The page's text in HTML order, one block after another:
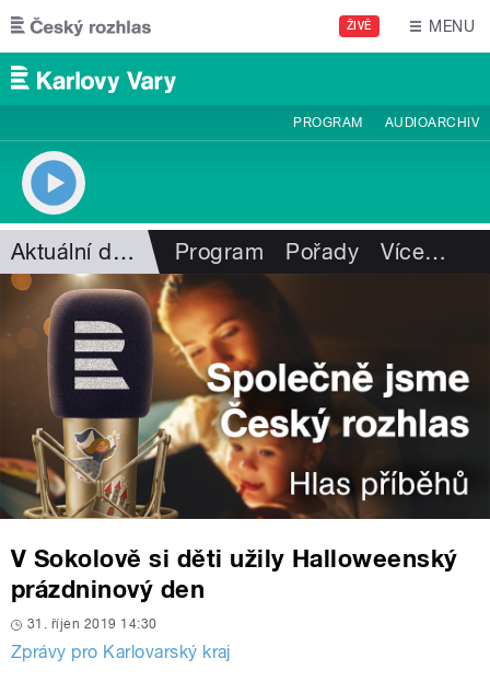
Přejít k hlavnímu obsahu
ŽIVĚ MENU
PROGRAM AUDIOARCHIV
Aktuální dění Program Pořady Více…
V Sokolově si děti užily Halloweenský
prázdninový den
31. říjen 2019 14:30
Zprávy pro Karlovarský kraj